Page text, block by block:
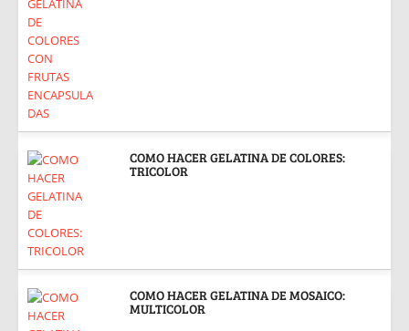
COMO HACER GELATINA DE COLORES:
TRICOLOR
COMO HACER GELATINA DE MOSAICO:
MULTICOLOR